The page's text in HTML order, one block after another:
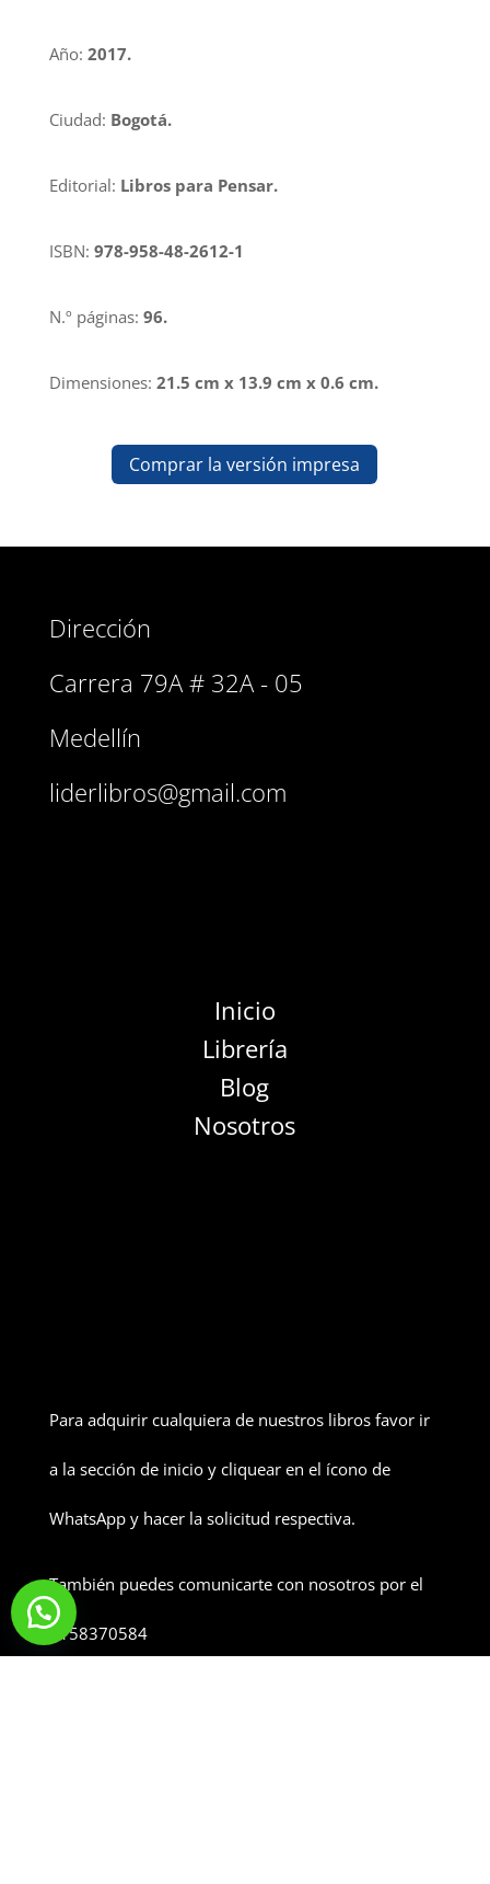
Año: 2017.
Ciudad: Bogotá.
Editorial: Libros para Pensar.
ISBN: 978-958-48-2612-1
N.º páginas: 96.
Dimensiones: 21.5 cm x 13.9 cm x 0.6 cm.
Comprar la versión impresa
Dirección
Carrera 79A # 32A - 05
Medellín
liderlibros@gmail.com
Inicio
Librería
Blog
Nosotros
Para adquirir cualquiera de nuestros libros favor ir
a la sección de inicio y cliquear en el ícono de
WhatsApp y hacer la solicitud respectiva.
También puedes comunicarte con nosotros por el
3158370584